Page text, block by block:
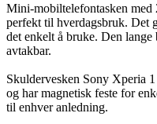
Mini-mobiltelefontasken med
perfekt til hverdagsbruk. Det
det enkelt å bruke. Den
avtakbar.
Skuldervesken Sony Xperia
og har magnetisk feste for
til enhver anledning.